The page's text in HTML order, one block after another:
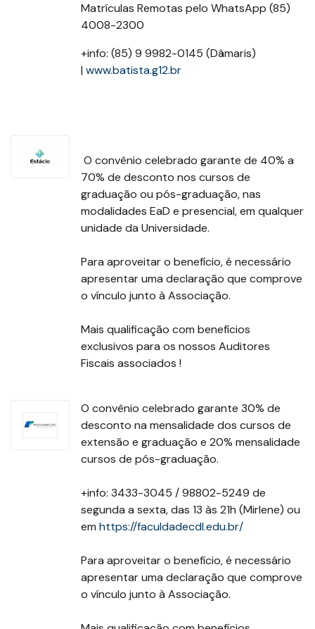
Matrículas Remotas pelo WhatsApp (85)
4008-2300
+info: (85) 9 9982-0145 (Dâmaris)
| www.batista.g12.br
O convênio celebrado garante de 40% a
70% de desconto nos cursos de
graduação ou pós-graduação, nas
modalidades EaD e presencial, em qualquer
unidade da Universidade.
Para aproveitar o benefício, é necessário
apresentar uma declaração que comprove
o vínculo junto à Associação.
Mais qualificação com benefícios
exclusivos para os nossos Auditores
Fiscais associados !
O convênio celebrado garante 30% de
desconto na mensalidade dos cursos de
extensão e graduação e 20% mensalidade
cursos de pós-graduação.
+info: 3433-3045 / 98802-5249 de
segunda a sexta, das 13 às 21h (Mirlene) ou
em https://faculdadecdl.edu.br/
Para aproveitar o benefício, é necessário
apresentar uma declaração que comprove
o vínculo junto à Associação.